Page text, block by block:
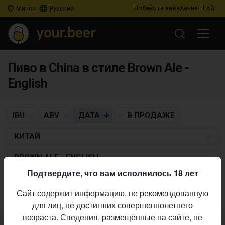
Минск Русский Добавьте заведение FAQ
Пиво в China в стиле Brown Ale -
English
IBU ABV ДАТА В ПРОДАЖЕ
КИТАЙ
BROWN ALE - ENGLISH
Пиво по заданным критериям не найдено
Подтвердите, что вам исполнилось 18 лет
Сайт содержит информацию, не рекомендованную
для лиц, не достигших совершеннолетнего
возраста. Сведения, размещённые на сайте, не